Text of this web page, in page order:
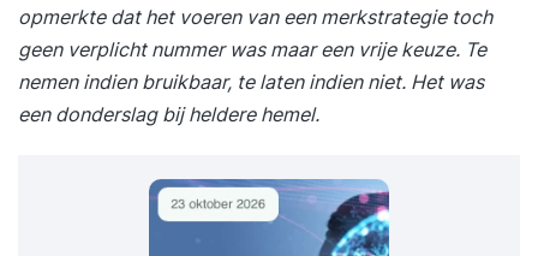
opmerkte dat het voeren van een merkstrategie toch
geen verplicht nummer was maar een vrije keuze. Te
nemen indien bruikbaar, te laten indien niet. Het was
een donderslag bij heldere hemel.